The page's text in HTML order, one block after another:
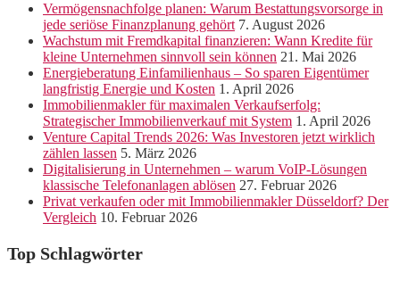
Vermögensnachfolge planen: Warum Bestattungsvorsorge in
jede seriöse Finanzplanung gehört 7. August 2026
Wachstum mit Fremdkapital finanzieren: Wann Kredite für
kleine Unternehmen sinnvoll sein können 21. Mai 2026
Energieberatung Einfamilienhaus – So sparen Eigentümer
langfristig Energie und Kosten 1. April 2026
Immobilienmakler für maximalen Verkaufserfolg:
Strategischer Immobilienverkauf mit System 1. April 2026
Venture Capital Trends 2026: Was Investoren jetzt wirklich
zählen lassen 5. März 2026
Digitalisierung in Unternehmen – warum VoIP-Lösungen
klassische Telefonanlagen ablösen 27. Februar 2026
Privat verkaufen oder mit Immobilienmakler Düsseldorf? Der
Vergleich 10. Februar 2026
Top Schlagwörter